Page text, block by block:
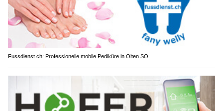
Fussdienst.ch: Professionelle mobile Pediküre in Olten SO